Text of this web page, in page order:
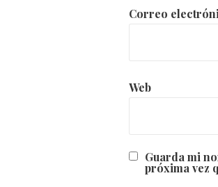
Correo
Web
Guarda mi
próxima vez